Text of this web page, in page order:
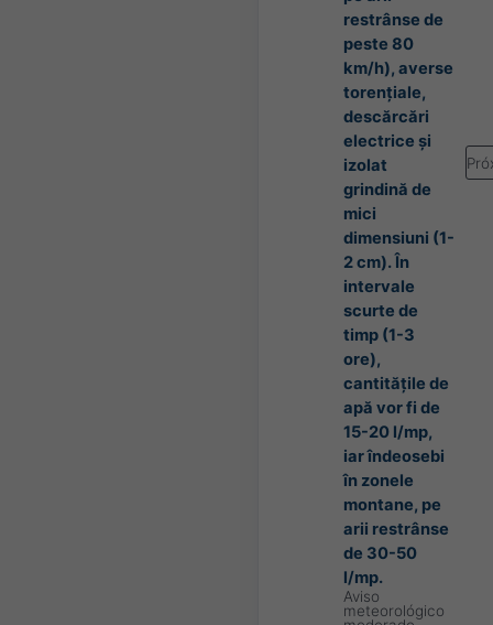
restrânse de
peste 80
km/h), averse
torențiale,
descărcări
electrice și
izolat
grindină de
mici
dimensiuni (1-
2 cm). În
intervale
scurte de
timp (1-3
ore),
cantitățile de
apă vor fi de
15-20 l/mp,
iar îndeosebi
în zonele
montane, pe
arii restrânse
de 30-50
l/mp.
Aviso
meteorológico